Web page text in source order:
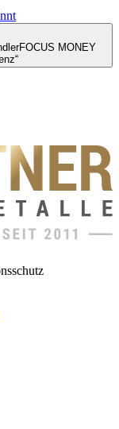
FOCUS MONEY